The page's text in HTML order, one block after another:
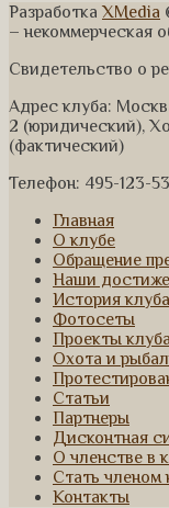
Разработка XMedia
– некоммерческая
Свидетельство о
Адрес клуба:
2 (юридический),
(фактический)
Телефон: 495-123-
Главная
О клубе
Обращение
Наши
История клуба
Фотосеты
Проекты клуба
Охота и
Статьи
Партнеры
Дисконтная
О членстве в
Стать членом
Контакты